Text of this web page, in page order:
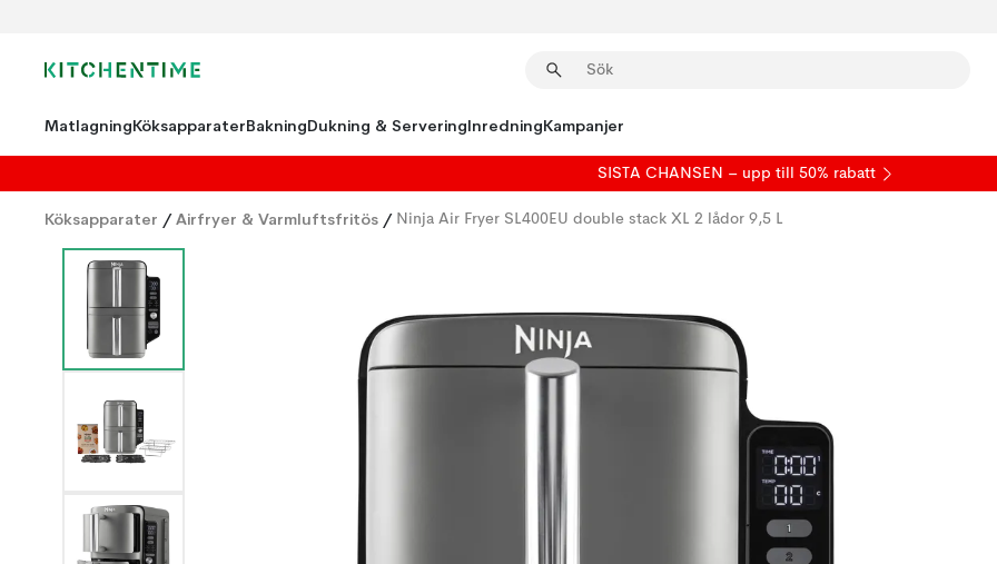
MatlagningKöksapparaterBakningDukning & ServeringInredningKampanjer
SISTA CHANSEN – upp till 50% rabatt
Köksapparater / Airfryer & Varmluftsfritös / Ninja Air Fryer SL400EU double stack XL 2 lådor 9,5 L